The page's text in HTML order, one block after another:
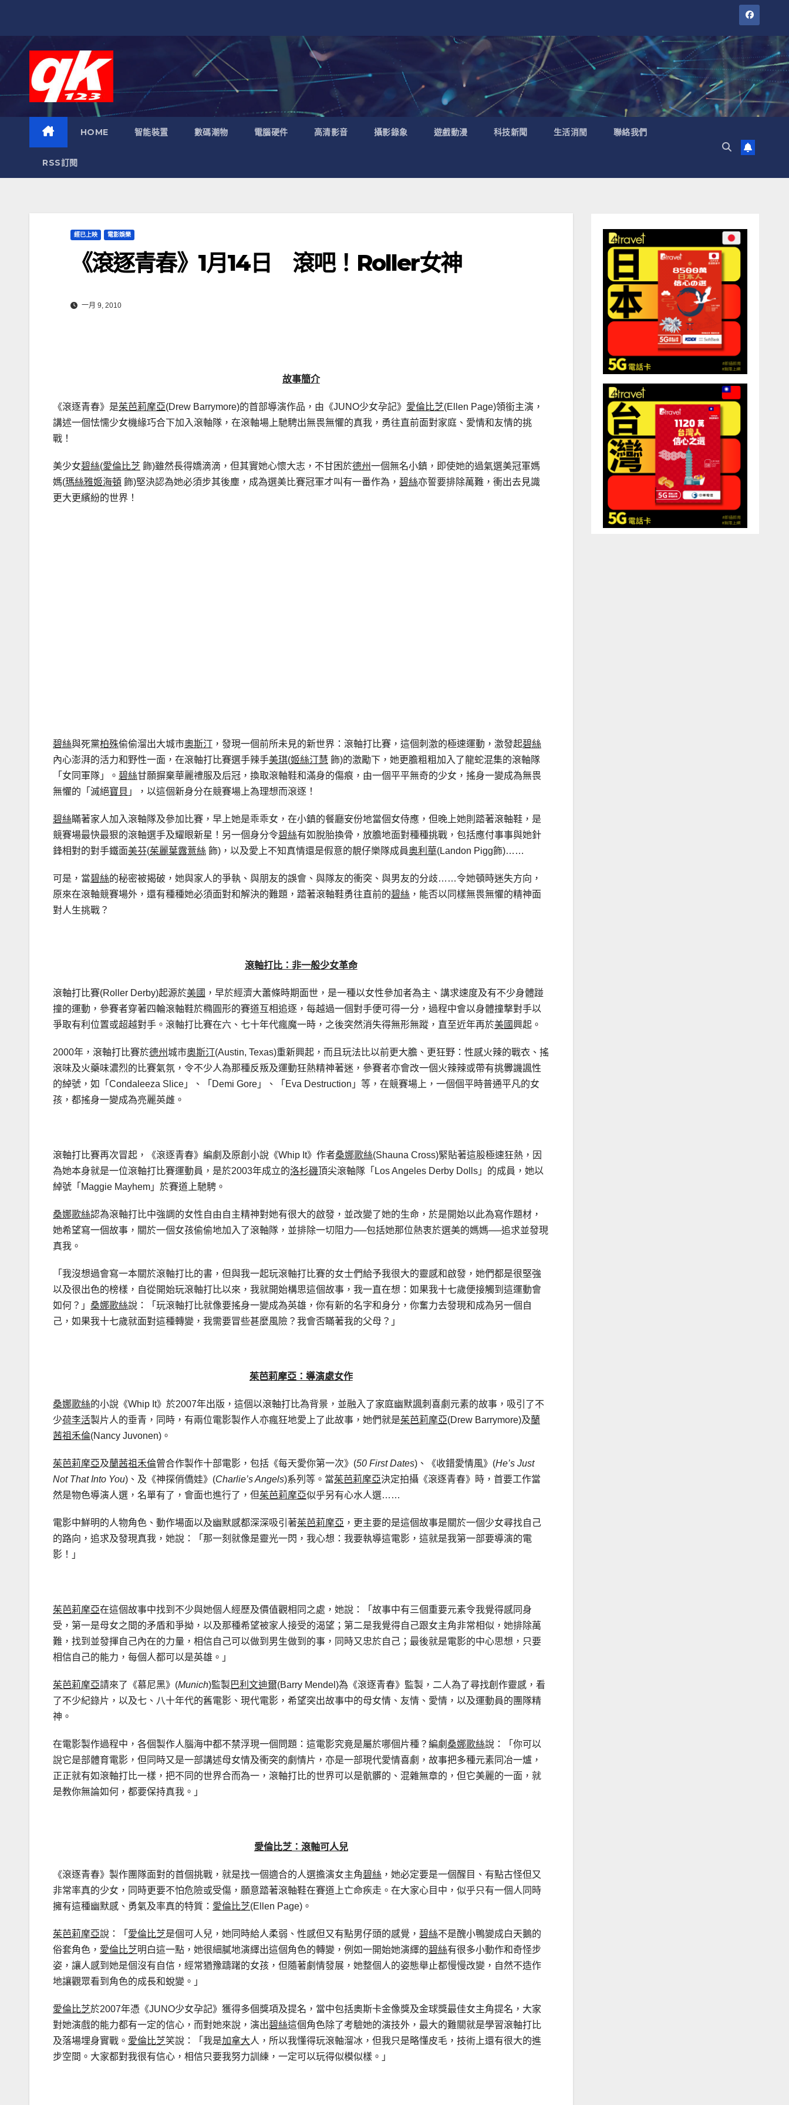
HOME 智能裝置 數碼潮物 電腦硬件 高清影音 攝影錄象 遊戲動漫 科技新聞 生活消閒 聯絡我們
RSS訂閱
經已上映 電影娛樂
《滾逐青春》1月14日 滾吧！Roller女神
一月 9, 2010
故事簡介
《滾逐青春》是茱芭莉摩亞(Drew Barrymore)的首部導演作品，由《JUNO少女孕記》 愛倫比芝(Ellen Page)領銜主演，
講述一個怯懦少女機緣巧合下加入滾軸隊，在滾軸場上馳騁出無畏無懼的真我，勇往直前面對家庭、愛情和友情的挑
戰！
美少女碧絲(愛倫比芝 飾)雖然長得嬌滴滴，但其實她心懷大志，不甘困於德州一個無名小鎮，即使她的過氣選美冠軍媽
媽(瑪絲雅姬海頓 飾)堅決認為她必須步其後塵，成為選美比賽冠軍才叫有一番作為， 碧絲亦誓要排除萬難，衝出去見識
更大更繽紛的世界！
碧絲與死黨柏殊偷偷溜出大城市奧斯汀 ，發現一個前所未見的新世界：滾軸打比賽，這個刺激的極速運動，激發起碧絲
內心澎湃的活力和野性一面，在滾軸打比賽選手辣手美琪(姬絲汀慧 飾)的激勵下，她更膽粗粗加入了龍蛇混集的滾軸隊
「女同軍隊」。 碧絲甘願摒棄華麗禮服及后冠，換取滾軸鞋和滿身的傷痕，由一個平平無奇的少女，搖身一變成為無畏
無懼的「滅絕寶貝 」，以這個新身分在競賽場上為理想而滾逐！
碧絲瞞著家人加入滾軸隊及參加比賽，早上她是乖乖女，在小鎮的餐廳安份地當個女侍應，但晚上她則踏著滾軸鞋，是
競賽場最快最狠的滾軸選手及耀眼新星！另一個身分令碧絲有如脫胎換骨，放膽地面對種種挑戰，包括應付事事與她針
鋒相對的對手鐵面美芬(茱麗葉露薏絲 飾)，以及愛上不知真情還是假意的靚仔樂隊成員奧利華(Landon Pigg飾)……
可是，當碧絲的秘密被揭破，她與家人的爭執、與朋友的誤會、與隊友的衝突、與男友的分歧……令她頓時迷失方向，
原來在滾軸競賽場外，還有種種她必須面對和解決的難題，踏著滾軸鞋勇往直前的碧絲 ，能否以同樣無畏無懼的精神面
對人生挑戰？
滾軸打比：非一般少女革命
滾軸打比賽(Roller Derby)起源於美國 ，早於經濟大蕭條時期面世，是一種以女性參加者為主、講求速度及有不少身體踫
撞的運動，參賽者穿著四輪滾軸鞋於橢圓形的賽道互相追逐，每越過一個對手便可得一分，過程中會以身體撞撃對手以
爭取有利位置或超越對手。滾軸打比賽在六、七十年代瘋魔一時，之後突然消失得無形無蹤，直至近年再於美國興起。
2000年，滾軸打比賽於德州城市奧斯汀(Austin, Texas)重新興起，而且玩法比以前更大膽、更狂野：性感火辣的戰衣、搖
滾味及火藥味濃烈的比賽氣氛，令不少人為那種反叛及運動狂熱精神著迷，參賽者亦會改一個火辣辣或帶有挑釁譏諷性
的綽號，如「Condaleeza Slice」、「Demi Gore」、「Eva Destruction」等，在競賽場上，一個個平時普通平凡的女
孩，都搖身一變成為亮麗英雌。
滾軸打比賽再次冒起，《滾逐青春》編劇及原創小說《Whip It》作者桑娜歌絲(Shauna Cross)緊貼著這股極速狂熱，因
為她本身就是一位滾軸打比賽運動員，是於2003年成立的洛杉磯頂尖滾軸隊「Los Angeles Derby Dolls」的成員，她以
綽號「Maggie Mayhem」於賽道上馳騁。
桑娜歌絲認為滾軸打比中強調的女性自由自主精神對她有很大的啟發，並改變了她的生命，於是開始以此為寫作題材，
她希望寫一個故事，關於一個女孩偷偷地加入了滾軸隊，並排除一切阻力──包括她那位熱衷於選美的媽媽──追求並發現
真我。
「我沒想過會寫一本關於滾軸打比的書，但與我一起玩滾軸打比賽的女士們給予我很大的靈感和啟發，她們都是很堅強
以及很出色的榜樣，自從開始玩滾軸打比以來，我就開始構思這個故事，我一直在想：如果我十七歲便接觸到這運動會
如何？」 桑娜歌絲說：「玩滾軸打比就像要搖身一變成為英雄，你有新的名字和身分，你奮力去發現和成為另一個自
己，如果我十七歲就面對這種轉變，我需要冒些甚麼風險？我會否瞞著我的父母？」
茱芭莉摩亞：導演處女作
桑娜歌絲的小說《Whip It》於2007年出版，這個以滾軸打比為背景，並融入了家庭幽默諷刺喜劇元素的故事，吸引了不
少荷李活製片人的垂青，同時，有兩位電影製作人亦瘋狂地愛上了此故事，她們就是茱芭莉摩亞(Drew Barrymore)及蘭
茜祖禾倫(Nancy Juvonen)。
茱芭莉摩亞及蘭茜祖禾倫曾合作製作十部電影，包括《每天愛你第一次》(50 First Dates)、《收錯愛情風》(He’s Just
Not That Into You)、及《神探俏僑娃》(Charlie’s Angels)系列等。當茱芭莉摩亞決定拍攝《滾逐青春》時，首要工作當
然是物色導演人選，名單有了，會面也進行了，但茱芭莉摩亞似乎另有心水人選……
電影中鮮明的人物角色、動作場面以及幽默感都深深吸引著茱芭莉摩亞 ，更主要的是這個故事是關於一個少女尋找自己
的路向，追求及發現真我，她說：「那一刻就像是靈光一閃，我心想：我要執導這電影，這就是我第一部要導演的電
影！」
茱芭莉摩亞在這個故事中找到不少與她個人經歷及價值觀相同之處，她說：「故事中有三個重要元素令我覺得感同身
受，第一是母女之間的矛盾和爭拗，以及那種希望被家人接受的渴望；第二是我覺得自己跟女主角非常相似，她排除萬
難，找到並發揮自己內在的力量，相信自己可以做到男生做到的事，同時又忠於自己；最後就是電影的中心思想，只要
相信自己的能力，每個人都可以是英雄。」
茱芭莉摩亞請來了《慕尼黑》(Munich)監製巴利文迪爾(Barry Mendel)為《滾逐青春》監製，二人為了尋找創作靈感，看
了不少紀錄片，以及七、八十年代的舊電影、現代電影，希望突出故事中的母女情、友情、愛情，以及運動員的團隊精
神。
在電影製作過程中，各個製作人腦海中都不禁浮現一個問題：這電影究竟是屬於哪個片種？編劇 桑娜歌絲說：「你可以
說它是部體育電影，但同時又是一部講述母女情及衝突的劇情片，亦是一部現代愛情喜劇，故事把多種元素同冶一爐，
正正就有如滾軸打比一樣，把不同的世界合而為一，滾軸打比的世界可以是骯髒的、混雜無章的，但它美麗的一面，就
是教你無論如何，都要保持真我。」
愛倫比芝：滾軸可人兒
《滾逐青春》製作團隊面對的首個挑戰，就是找一個適合的人選擔演女主角碧絲 ，她必定要是一個醒目、有點古怪但又
非常率真的少女，同時更要不怕危險或受傷，願意踏著滾軸鞋在賽道上亡命疾走。在大家心目中，似乎只有一個人同時
擁有這種幽默感、勇氣及率真的特質： 愛倫比芝(Ellen Page)。
茱芭莉摩亞說：「 愛倫比芝是個可人兒，她同時給人柔弱、性感但又有點男仔頭的感覺， 碧絲不是醜小鴨變成白天鵝的
俗套角色， 愛倫比芝明白這一點，她很細膩地演繹出這個角色的轉變，例如一開始她演繹的碧絲有很多小動作和奇怪步
姿，讓人感到她是個沒有自信，經常猶豫躊躇的女孩，但隨著劇情發展，她整個人的姿態舉止都慢慢改變，自然不造作
地讓觀眾看到角色的成長和蛻變。」
愛倫比芝於2007年憑《JUNO少女孕記》獲得多個獎項及提名，當中包括奧斯卡金像獎及金球獎最佳女主角提名，大家
對她演戲的能力都有一定的信心，而對她來說，演出碧絲這個角色除了考驗她的演技外，最大的難關就是學習滾軸打比
及落場埋身實戰。 愛倫比芝笑說：「我是加拿大人，所以我懂得玩滾軸溜冰，但我只是略懂皮毛，技術上還有很大的進
步空間。大家都對我很有信心，相信只要我努力訓練，一定可以玩得似模似樣。」